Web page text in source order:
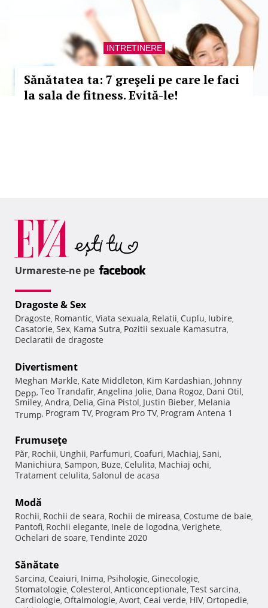
INTRETINERE
Sănătatea ta: 7 greşeli pe care le faci
la sala de fitness. Evită-le!
Urmareste-ne pe
Dragoste & Sex
Dragoste, Romantic, Viata sexuala, Relatii, Cuplu, Iubire,
Casatorie, Sex, Kama Sutra, Pozitii sexuale Kamasutra,
Declaratii de dragoste
Divertisment
Meghan Markle, Kate Middleton, Kim Kardashian, Johnny
Depp, Teo Trandafir, Angelina Jolie, Dana Rogoz, Dani Otil,
Smiley, Andra, Delia, Gina Pistol, Justin Bieber, Melania
Trump, Program TV, Program Pro TV, Program Antena 1
Frumuseţe
Păr, Rochii, Unghii, Parfumuri, Coafuri, Machiaj, Sani,
Manichiura, Sampon, Buze, Celulita, Machiaj ochi,
Tratament celulita, Salonul de acasa
Modă
Rochii, Rochii de seara, Rochii de mireasa, Costume de baie,
Pantofi, Rochii elegante, Inele de logodna, Verighete,
Ochelari de soare, Tendinte 2020
Sănătate
Sarcina, Ceaiuri, Inima, Psihologie, Ginecologie,
Stomatologie, Colesterol, Anticonceptionale, Test sarcina,
Cardiologie, Oftalmologie, Avort, Ceai verde, HIV, Ortopedie,